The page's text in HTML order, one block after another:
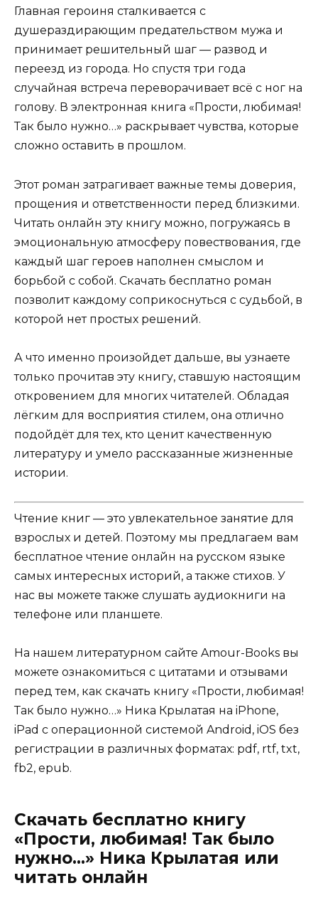
Главная героиня сталкивается с
душераздирающим предательством мужа и
принимает решительный шаг — развод и
переезд из города. Но спустя три года
случайная встреча переворачивает всё с ног на
голову. В электронная книга «Прости, любимая!
Так было нужно…» раскрывает чувства, которые
сложно оставить в прошлом.
Этот роман затрагивает важные темы доверия,
прощения и ответственности перед близкими.
Читать онлайн эту книгу можно, погружаясь в
эмоциональную атмосферу повествования, где
каждый шаг героев наполнен смыслом и
борьбой с собой. Скачать бесплатно роман
позволит каждому соприкоснуться с судьбой, в
которой нет простых решений.
А что именно произойдет дальше, вы узнаете
только прочитав эту книгу, ставшую настоящим
откровением для многих читателей. Обладая
лёгким для восприятия стилем, она отлично
подойдёт для тех, кто ценит качественную
литературу и умело рассказанные жизненные
истории.
Чтение книг — это увлекательное занятие для
взрослых и детей. Поэтому мы предлагаем вам
бесплатное чтение онлайн на русском языке
самых интересных историй, а также стихов. У
нас вы можете также слушать аудиокниги на
телефоне или планшете.
На нашем литературном сайте Amour-Books вы
можете ознакомиться с цитатами и отзывами
перед тем, как скачать книгу «Прости, любимая!
Так было нужно…» Ника Крылатая на iPhone,
iPad с операционной системой Android, iOS без
регистрации в различных форматах: pdf, rtf, txt,
fb2, epub.
Скачать бесплатно книгу
«Прости, любимая! Так было
нужно…» Ника Крылатая или
читать онлайн